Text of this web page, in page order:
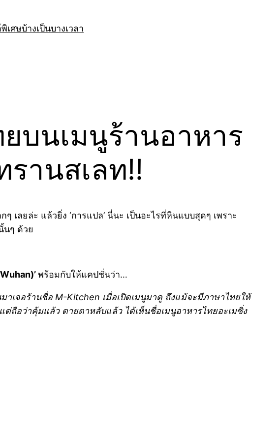
ศษบ้างเป็นบางเวลา
บนเมนูร้านอาหาร
านสเลท!!
เลยล่ะ แล้วยิ่ง ‘การแปล’ นี่นะ เป็นอะไรที่หินแบบสุดๆ เพราะ
นๆ ด้วย
พร้อมกับให้แคปชั่นว่า…
าเจอร้านชื่อ M-Kitchen เมื่อเปิดเมนูมาดู ถึงแม้จะมีภาษาไทยให้
ถือว่าคุ้มแล้ว ตายตาหลับแล้ว ได้เห็นชื่อเมนูอาหารไทยอะเมซิ่ง